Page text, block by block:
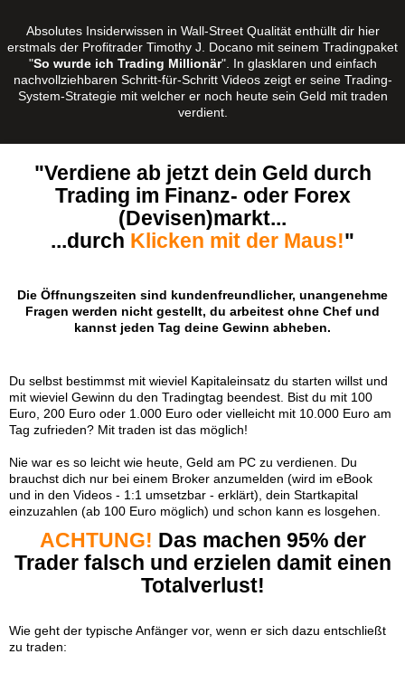
Absolutes Insiderwissen in Wall-Street Qualität enthüllt dir hier
erstmals der Profitrader Timothy J. Docano mit seinem Tradingpaket
"So wurde ich Trading Millionär". In glasklaren und einfach
nachvollziehbaren Schritt-für-Schritt Videos zeigt er seine Trading-
System-Strategie mit welcher er noch heute sein Geld mit traden
verdient.
"Verdiene ab jetzt dein Geld durch
Trading im Finanz- oder Forex
(Devisen)markt...
...durch Klicken mit der Maus!"
Die Öffnungszeiten sind kundenfreundlicher, unangenehme
Fragen werden nicht gestellt, du arbeitest ohne Chef und
kannst jeden Tag deine Gewinn abheben.
Du selbst bestimmst mit wieviel Kapitaleinsatz du starten willst und
mit wieviel Gewinn du den Tradingtag beendest. Bist du mit 100
Euro, 200 Euro oder 1.000 Euro oder vielleicht mit 10.000 Euro am
Tag zufrieden? Mit traden ist das möglich!
Nie war es so leicht wie heute, Geld am PC zu verdienen. Du
brauchst dich nur bei einem Broker anzumelden (wird im eBook
und in den Videos - 1:1 umsetzbar - erklärt), dein Startkapital
einzuzahlen (ab 100 Euro möglich) und schon kann es losgehen.
ACHTUNG! Das machen 95% der
Trader falsch und erzielen damit einen
Totalverlust!
Wie geht der typische Anfänger vor, wenn er sich dazu entschließt
zu traden: